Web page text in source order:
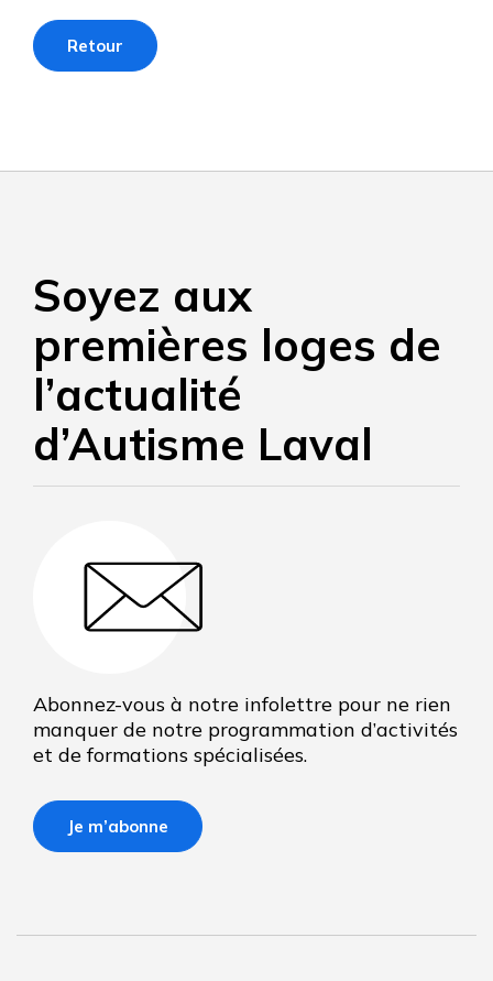
Retour
Soyez aux
premières loges de
l’actualité
d’Autisme Laval
Abonnez-vous à notre infolettre pour ne rien
manquer de notre programmation d’activités
et de formations spécialisées.
Je m’abonne